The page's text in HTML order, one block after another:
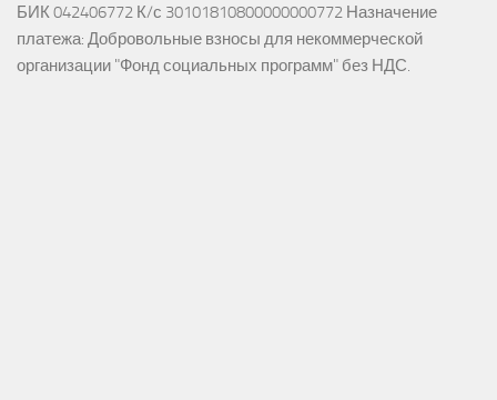
БИК 042406772 К/с 30101810800000000772 Назначение
платежа: Добровольные взносы для некоммерческой
организации "Фонд социальных программ" без НДС.